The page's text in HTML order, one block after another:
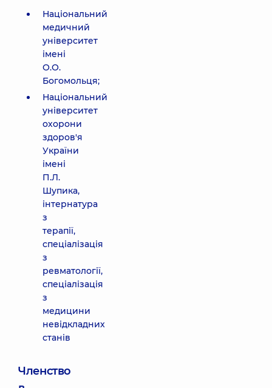
Національний
медичний
університет
імені
О.О.
Богомольця;
Національний
університет
охорони
здоров'я
України
імені
П.Л.
Шупика,
інтернатура
з
терапії,
спеціалізація
з
ревматології,
спеціалізація
з
медицини
невідкладних
станів
Членство